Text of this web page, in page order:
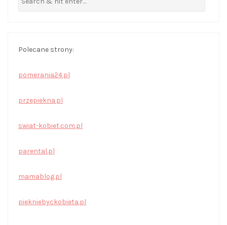
Polecane strony:
pomerania24.pl
przepiekna.pl
swiat-kobiet.com.pl
parental.pl
mamablog.pl
piekniebyckobieta.pl